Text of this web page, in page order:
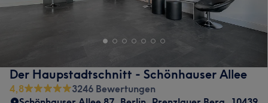
Der Haupstadtschnitt - Schönhauser Allee
4,8
3246 Bewertungen